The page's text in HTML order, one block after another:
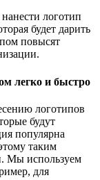
логотип
будет дарить
повысят
легко и быстро
логотипов
будут
популярна
таким
Мы используем
для